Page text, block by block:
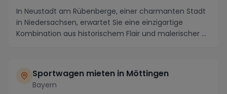
In Neustadt am Rübenberge, einer charmanten Stadt
in Niedersachsen, erwartet Sie eine einzigartige
Kombination aus historischem Flair und malerischer ...
Sportwagen mieten in Möttingen
Bayern